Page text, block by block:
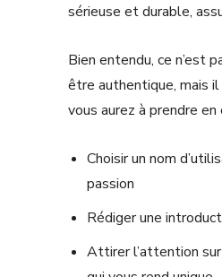
sérieuse et durable,
Bien entendu, ce n’est
être authentique, mais
vous aurez à prendre en
Choisir un nom
passion
Rédiger une
Attirer l’attention